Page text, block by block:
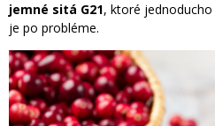
jemné sitá G21, ktoré
je po probléme.